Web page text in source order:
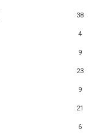
38
6
23
21
9
4
9